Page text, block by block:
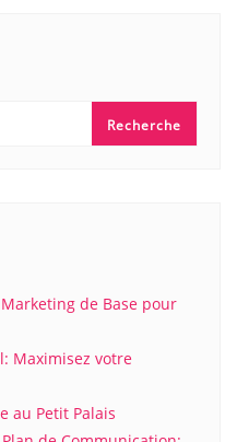
Recherche
de Base pour
Maximisez votre
au Petit Palais